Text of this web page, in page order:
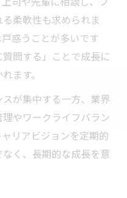
柔軟性も求められま
惑うことが多いです
問する」ことで成長に
ます。
が集中する一方、業界
やワークライフバラン
リアビジョンを定期的
く、長期的な成長を意